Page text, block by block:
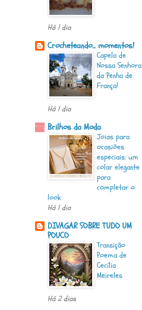
Há 1 dia
Crocheteando... momentos!
Capela de
Nossa Senhora
da Penha de
França!
Há 1 dia
Brilhos da Moda
Joias para
ocasiões
especiais: um
colar elegante
para
completar o
look
Há 1 dia
DIVAGAR SOBRE TUDO UM
POUCO
Transição
Poema de
Cecília
Meireles
Há 2 dias